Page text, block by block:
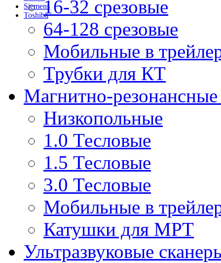
Siemens
Toshiba16-32 срезовые
64-128 срезовые
Мобильные в
Трубки для КТ
Магнитно-
Низкопольные
1.0 Тесловые
1.5 Тесловые
3.0 Тесловые
Мобильные в
Катушки для МРТ
Ультразвуковые